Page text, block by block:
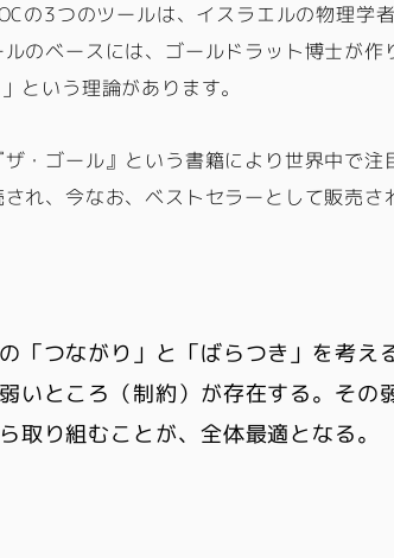
の3つのツールは、イスラエルの物理学
ルのベースには、ゴールドラット博士が
いう理論があります。
・ゴール』という書籍により世界中で
れ、今なお、ベストセラーとして販売さ
「つながり」と「ばらつき」を考え
いところ（制約）が存在する。その
取り組むことが、全体最適となる。